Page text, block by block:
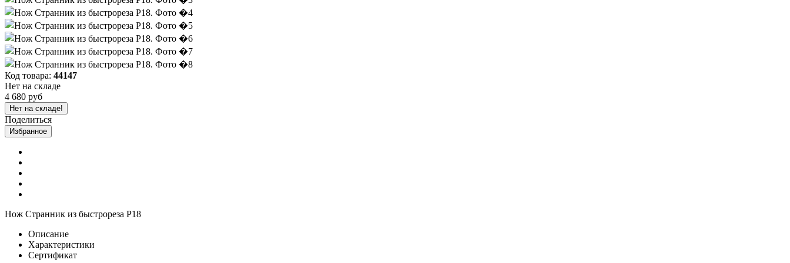
Код товара: 44147
Нет на складе
4 680 руб
Нет на складе!
Поделиться
Избранное
Нож Странник из быстрореза Р18
Описание
Характеристики
Сертификат